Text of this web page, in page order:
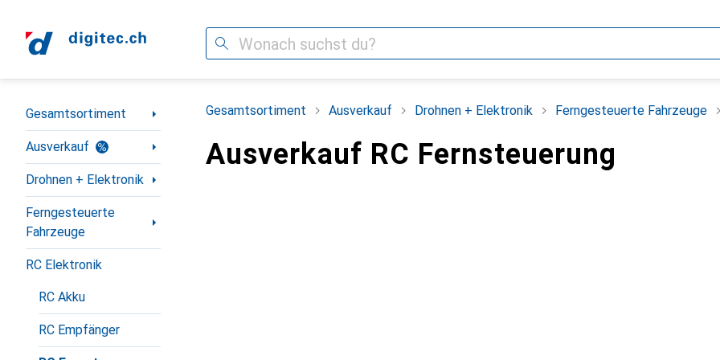
Suche
Navigation nach Kategorien
Gesamtsortiment
Ausverkauf
Drohnen + Elektronik
Ferngesteuerte
Fahrzeuge
RC Elektronik
RC Akku
RC Empfänger
Gesamtsortiment Ausverkauf Drohnen + Elektronik Ferngesteuerte Fahrzeuge
Ausverkauf RC Fernsteuerung